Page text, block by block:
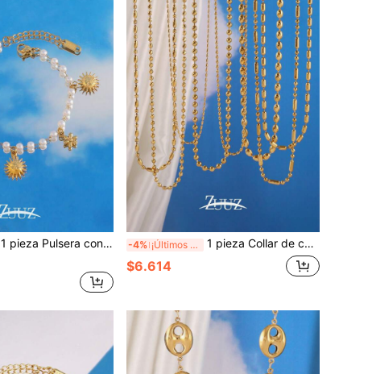
1 pieza Pulsera con colgante de flor y sol de acero inoxidable, pulsera de cadena con perla y sol sonriente vintage, accesorio diario para mujer, adecuado como regalo para novia, madre, hermana, vacaciones en la playa
-4% ¡Últimos 2 días 1 pieza Collar de cadena de cuentas de acero inoxidable minimalista para mujeres y hombres y collar de cadena de bolas de moda como regalo para la mejor amiga
$6.614